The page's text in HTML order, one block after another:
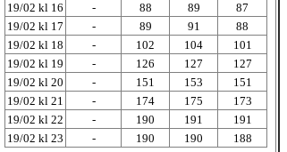
19/02 kl 16
- 88 89
87
19/02 kl 17
- 89 91
88
19/02 kl 18
- 102 104
101
19/02 kl 19
- 126 127
127
19/02 kl 20
- 151 153
151
19/02 kl 21
- 174 175
173
19/02 kl 22
- 190 191
191
19/02 kl 23
- 190 190 188